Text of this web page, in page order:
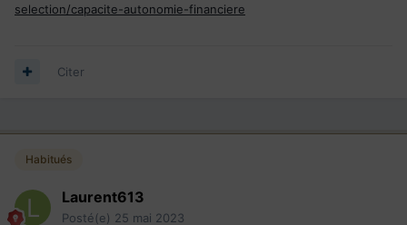
selection/capacite-autonomie-financiere
Citer
Habitués
Laurent613
Posté(e) 25 mai 2023